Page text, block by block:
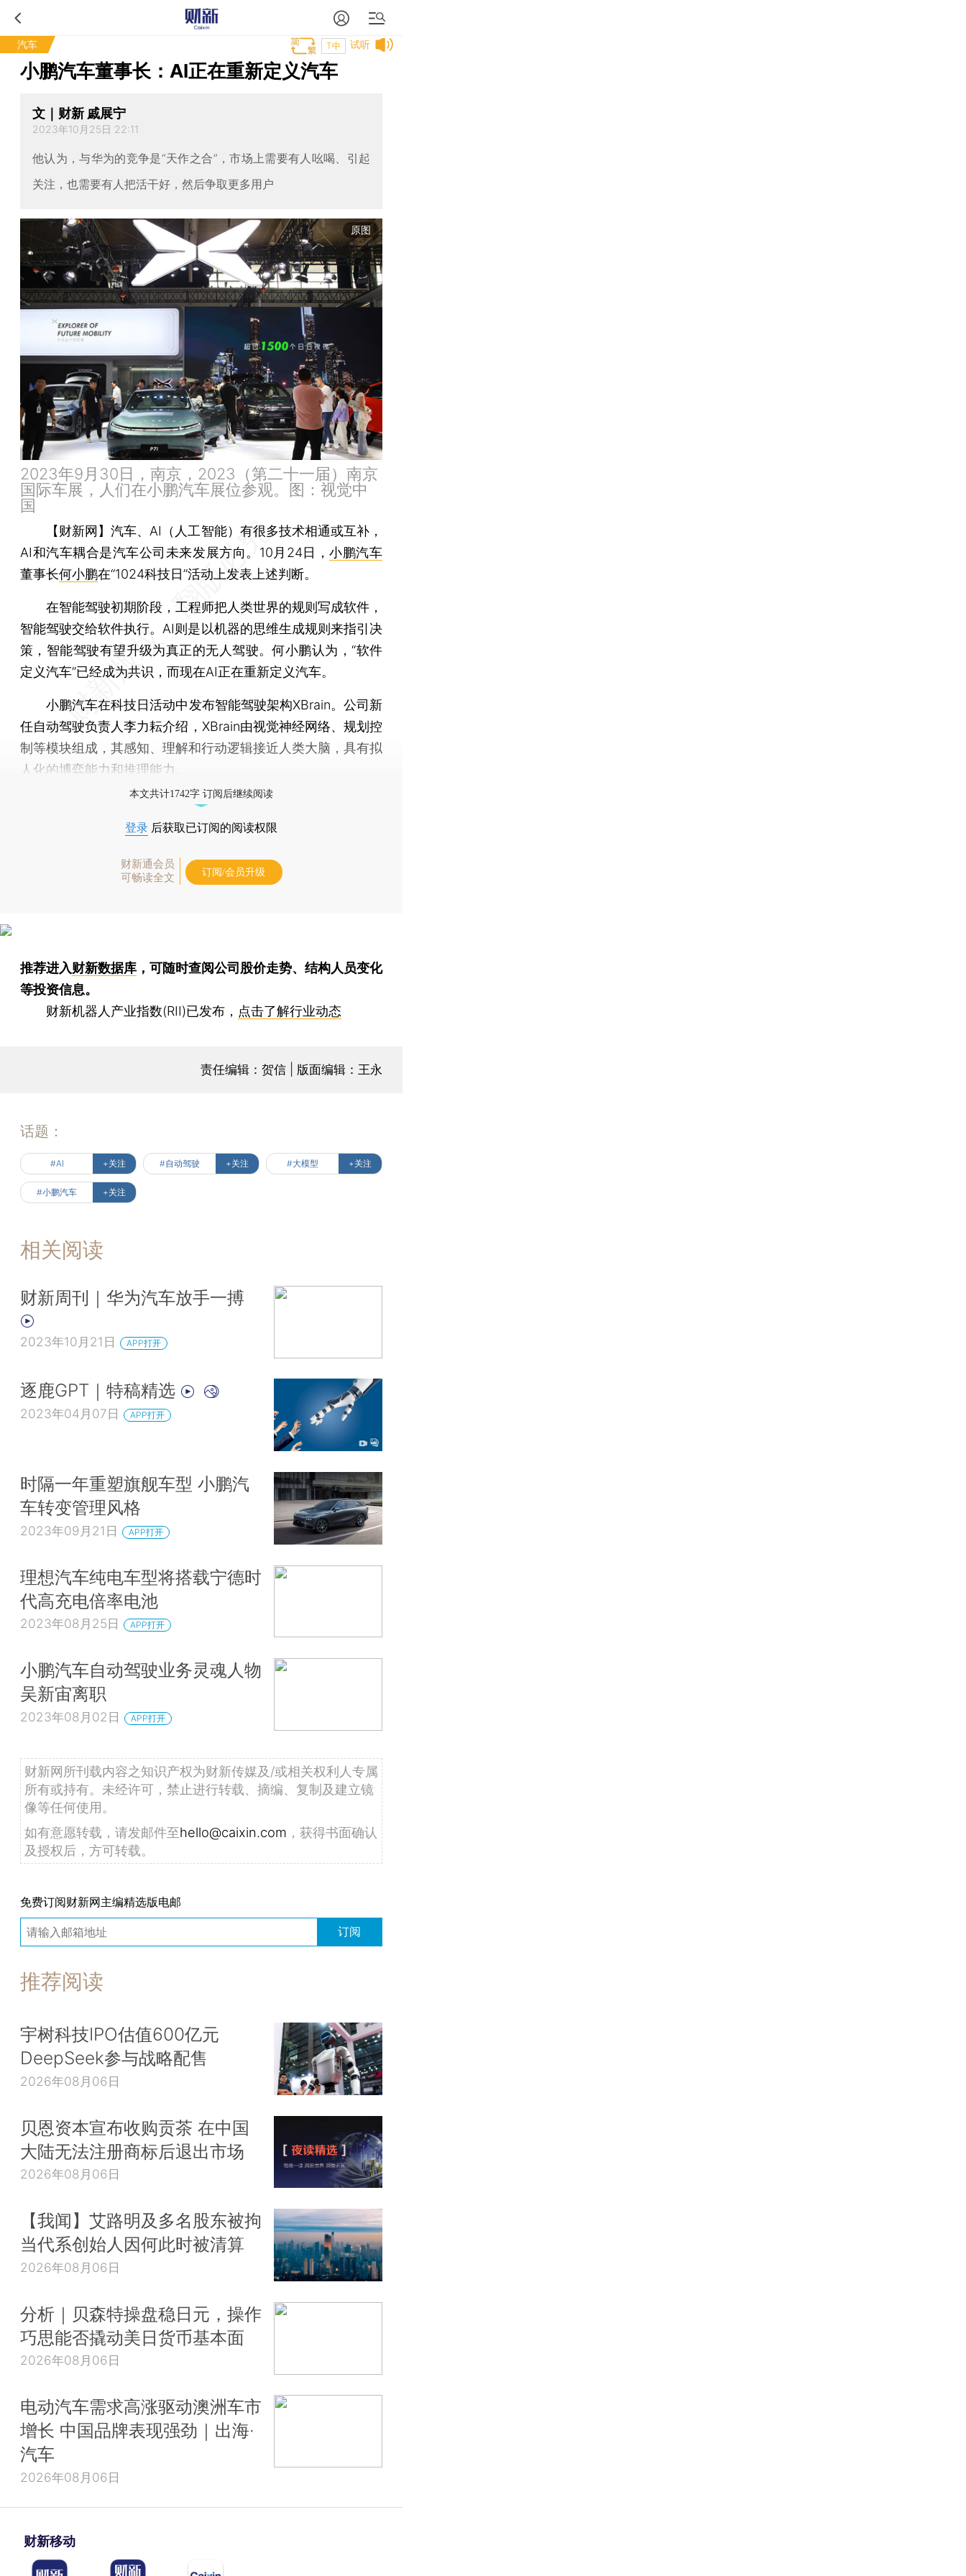
汽车 试听
T中
小鹏汽车董事长：AI正在重新定义汽车
文｜财新 戚展宁
2023年10月25日 22:11
他认为，与华为的竞争是“天作之合”，市场上需要有人吆喝、引起
关注，也需要有人把活干好，然后争取更多用户
原图
2023年9月30日，南京，2023（第二十一届）南京
国际车展，人们在小鹏汽车展位参观。图：视觉中
国
【财新网】汽车、AI（人工智能）有很多技术相通或互补，
AI和汽车耦合是汽车公司未来发展方向。10月24日，小鹏汽车
董事长何小鹏在“1024科技日”活动上发表上述判断。
在智能驾驶初期阶段，工程师把人类世界的规则写成软件，
智能驾驶交给软件执行。AI则是以机器的思维生成规则来指引决
策，智能驾驶有望升级为真正的无人驾驶。何小鹏认为，“软件
定义汽车”已经成为共识，而现在AI正在重新定义汽车。
小鹏汽车在科技日活动中发布智能驾驶架构XBrain。公司新
任自动驾驶负责人李力耘介绍，XBrain由视觉神经网络、规划控
制等模块组成，其感知、理解和行动逻辑接近人类大脑，具有拟
人化的博弈能力和推理能力。
本文共计1742字 订阅后继续阅读
登录 后获取已订阅的阅读权限
财新通会员
可畅读全文
订阅/会员升级
推荐进入财新数据库 ，可随时查阅公司股价走势、结构人员变化
等投资信息。
财新机器人产业指数(RII)已发布， 点击了解行业动态
责任编辑：贺信 | 版面编辑：王永
话题：
#AI +关注 #自动驾驶 +关注 #大模型 +关注
#小鹏汽车 +关注
相关阅读
财新周刊｜华为汽车放手一搏
2023年10月21日 APP打开
逐鹿GPT｜特稿精选
2023年04月07日 APP打开
时隔一年重塑旗舰车型 小鹏汽
车转变管理风格
2023年09月21日 APP打开
理想汽车纯电车型将搭载宁德时
代高充电倍率电池
2023年08月25日 APP打开
小鹏汽车自动驾驶业务灵魂人物
吴新宙离职
2023年08月02日 APP打开
财新网所刊载内容之知识产权为财新传媒及/或相关权利人专属
所有或持有。未经许可，禁止进行转载、摘编、复制及建立镜
像等任何使用。
如有意愿转载，请发邮件至hello@caixin.com ，获得书面确认
及授权后，方可转载。
免费订阅财新网主编精选版电邮
订阅
推荐阅读
宇树科技IPO估值600亿元
DeepSeek参与战略配售
2026年08月06日
贝恩资本宣布收购贡茶 在中国
大陆无法注册商标后退出市场
2026年08月06日
【我闻】艾路明及多名股东被拘
当代系创始人因何此时被清算
2026年08月06日
分析｜贝森特操盘稳日元，操作
巧思能否撬动美日货币基本面
2026年08月06日
电动汽车需求高涨驱动澳洲车市
增长 中国品牌表现强劲｜出海·
汽车
2026年08月06日
财新移动